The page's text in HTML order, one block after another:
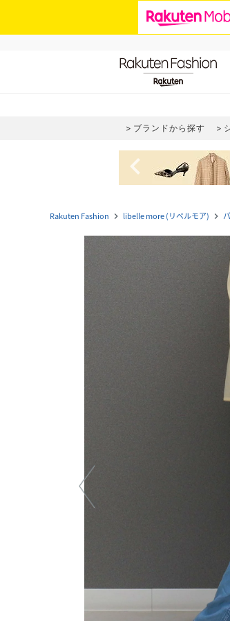
ブランドから探す
navigate_before
Rakuten Fashion navigate_next libelle more (リベルモア) navigate_next